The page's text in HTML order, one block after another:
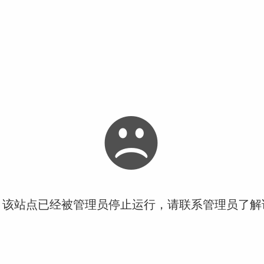
站点已经被管理员停止运行，请联系管理员了